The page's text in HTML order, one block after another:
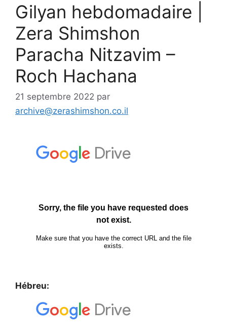
Gilyan hebdomadaire |
Zera Shimshon
Paracha Nitzavim –
Roch Hachana
21 septembre 2022 par
archive@zerashimshon.co.il
Hébreu: